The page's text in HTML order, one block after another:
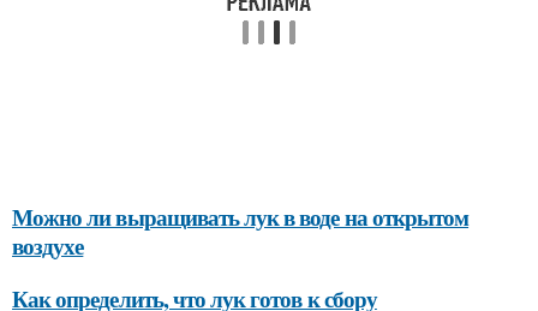
Можно ли выращивать лук в воде на открытом
воздухе
Как определить, что лук готов к сбору